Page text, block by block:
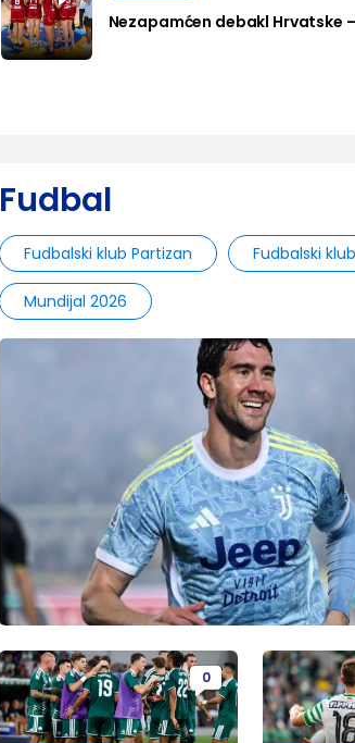
Nezapamćen debakl Hrvatske
Fudbal
Fudbalski klub Partizan Fudbalski
Mundijal 2026
0